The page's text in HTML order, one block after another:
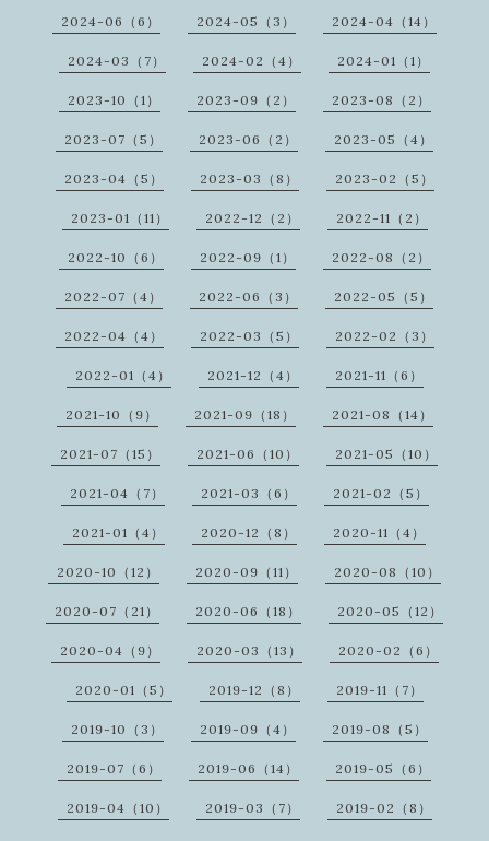
2024-06（6） 2024-05（3） 2024-04（14）
2024-03（7） 2024-02（4） 2024-01（1）
2023-10（1） 2023-09（2） 2023-08（2）
2023-07（5） 2023-06（2） 2023-05（4）
2023-04（5） 2023-03（8） 2023-02（5）
2023-01（11） 2022-12（2） 2022-11（2）
2022-10（6） 2022-09（1） 2022-08（2）
2022-07（4） 2022-06（3） 2022-05（5）
2022-04（4） 2022-03（5） 2022-02（3）
2022-01（4） 2021-12（4） 2021-11（6）
2021-10（9） 2021-09（18） 2021-08（14）
2021-07（15） 2021-06（10） 2021-05（10）
2021-04（7） 2021-03（6） 2021-02（5）
2021-01（4） 2020-12（8） 2020-11（4）
2020-10（12） 2020-09（11） 2020-08（10）
2020-07（21） 2020-06（18） 2020-05（12）
2020-04（9） 2020-03（13） 2020-02（6）
2020-01（5） 2019-12（8） 2019-11（7）
2019-10（3） 2019-09（4） 2019-08（5）
2019-07（6） 2019-06（14） 2019-05（6）
2019-04（10） 2019-03（7） 2019-02（8）